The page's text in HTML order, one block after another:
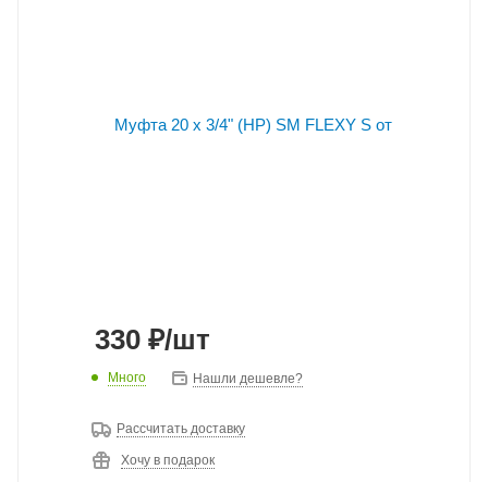
330 ₽/шт
Много Нашли дешевле?
Рассчитать доставку
Хочу в подарок